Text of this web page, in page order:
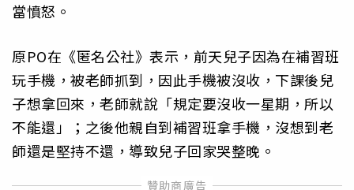
當憤怒。
原PO在《匿名公社》表示，前天兒子因為在補習班
玩手機，被老師抓到，因此手機被沒收，下課後兒
子想拿回來，老師就說「規定要沒收一星期，所以
不能還」；之後他親自到補習班拿手機，沒想到老
師還是堅持不還，導致兒子回家哭整晚。